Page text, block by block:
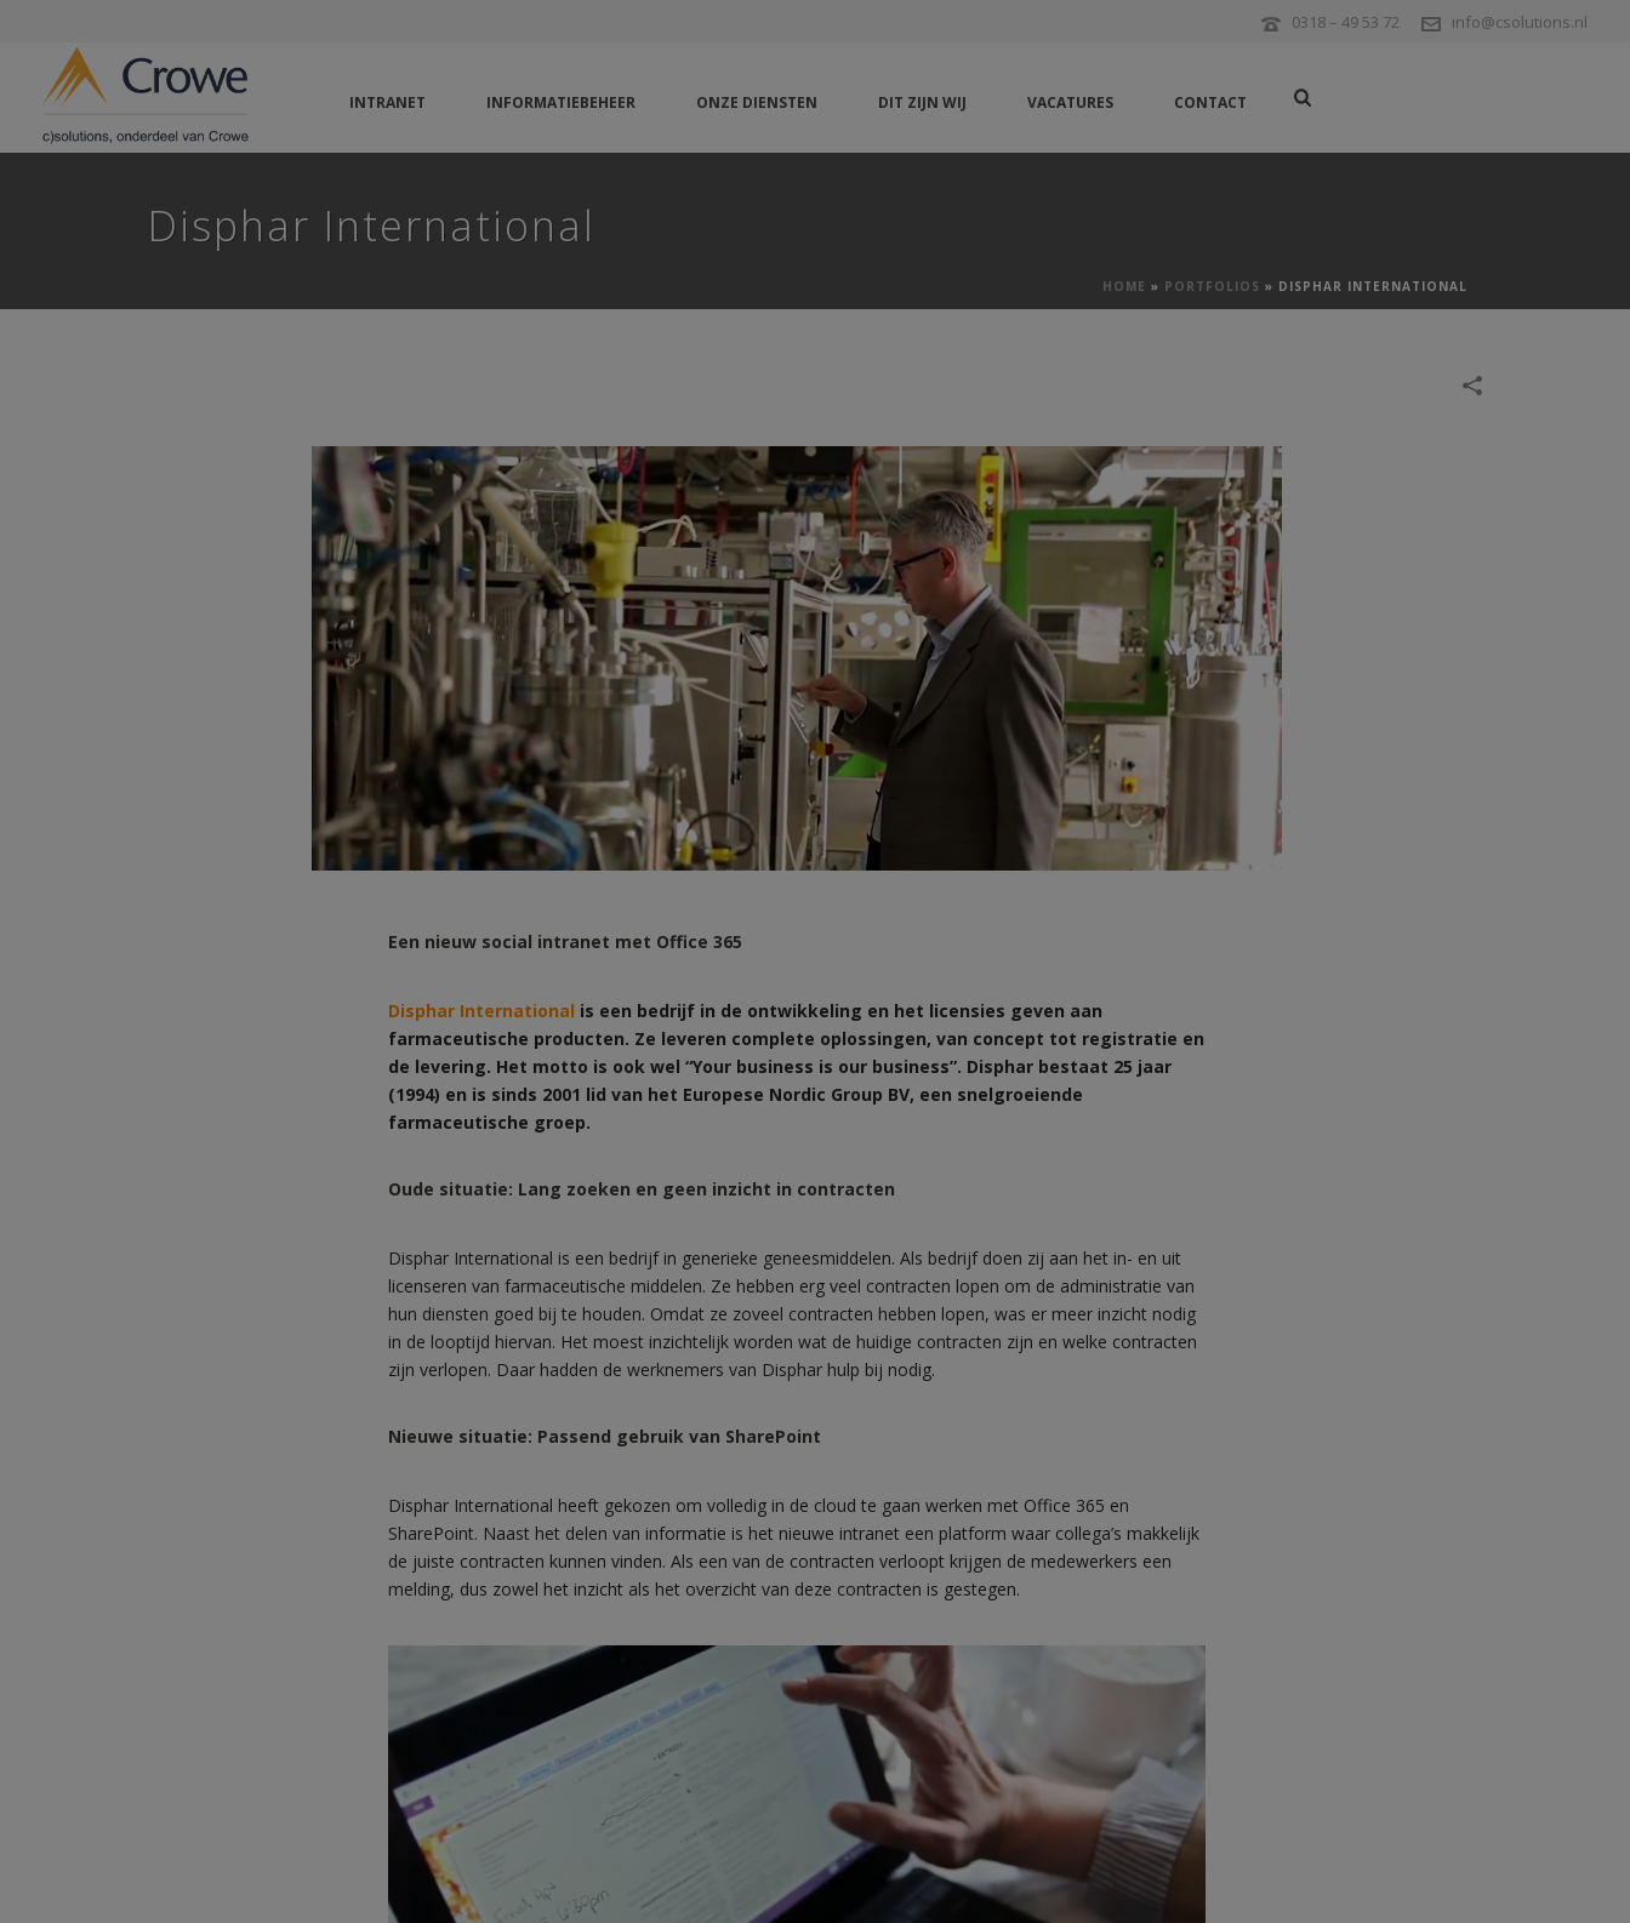
0318 – 49 53 72 info@csolutions.nl
INTRANET INFORMATIEBEHEER ONZE DIENSTEN DIT ZIJN WIJ VACATURES CONTACT
Disphar International
HOME » PORTFOLIOS » DISPHAR INTERNATIONAL
Een nieuw social intranet met Office 365
Disphar International is een bedrijf in de ontwikkeling en het licensies geven aan
farmaceutische producten. Ze leveren complete oplossingen, van concept tot registratie en
de levering. Het motto is ook wel “Your business is our business”. Disphar bestaat 25 jaar
(1994) en is sinds 2001 lid van het Europese Nordic Group BV, een snelgroeiende
farmaceutische groep.
Oude situatie: Lang zoeken en geen inzicht in contracten
Disphar International is een bedrijf in generieke geneesmiddelen. Als bedrijf doen zij aan het in- en uit
licenseren van farmaceutische middelen. Ze hebben erg veel contracten lopen om de administratie van
hun diensten goed bij te houden. Omdat ze zoveel contracten hebben lopen, was er meer inzicht nodig
in de looptijd hiervan. Het moest inzichtelijk worden wat de huidige contracten zijn en welke contracten
zijn verlopen. Daar hadden de werknemers van Disphar hulp bij nodig.
Nieuwe situatie: Passend gebruik van SharePoint
Disphar International heeft gekozen om volledig in de cloud te gaan werken met Office 365 en
SharePoint. Naast het delen van informatie is het nieuwe intranet een platform waar collega’s makkelijk
de juiste contracten kunnen vinden. Als een van de contracten verloopt krijgen de medewerkers een
melding, dus zowel het inzicht als het overzicht van deze contracten is gestegen.